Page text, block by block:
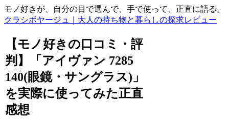
モノ好きが、自分の目で選んで、手で使って、正直に語る。
クラシボヤージュ｜大人の持ち物と暮らしの探求レビュー
【モノ好きの口コミ・評
判】「アイヴァン 7285
140(眼鏡・サングラス)」
を実際に使ってみた正直
感想